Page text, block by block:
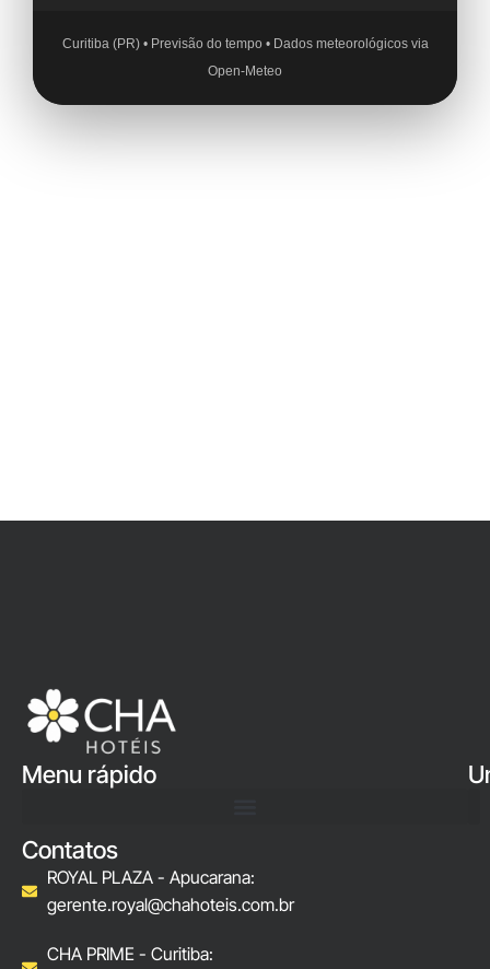
Curitiba (PR) • Previsão do tempo • Dados meteorológicos via
Open-Meteo
Menu rápido
Contatos
ROYAL PLAZA - Apucarana:
gerente.royal@chahoteis.com.br
CHA PRIME - Curitiba: